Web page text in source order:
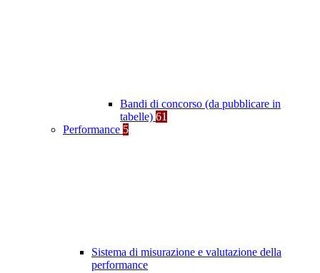
Bandi di concorso (da pubblicare in
tabelle) 61
Performance 5
Sistema di misurazione e valutazione della
performance